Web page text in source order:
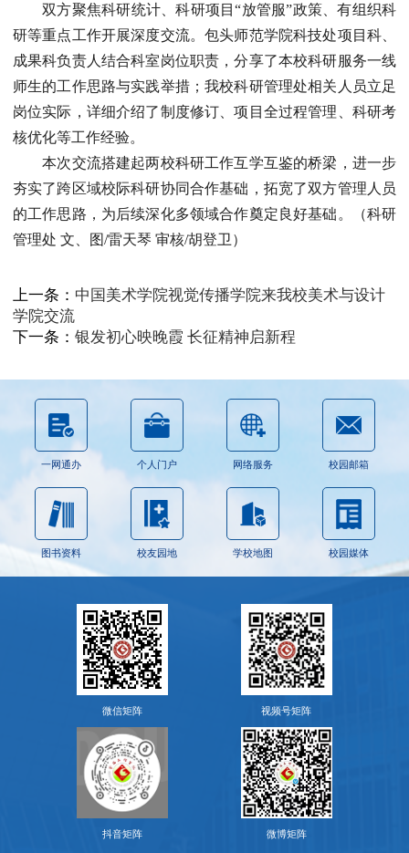
双方聚焦科研统计、科研项目“放管服”政策、有组织科
研等重点工作开展深度交流。包头师范学院科技处项目科、
成果科负责人结合科室岗位职责，分享了本校科研服务一线
师生的工作思路与实践举措；我校科研管理处相关人员立足
岗位实际，详细介绍了制度修订、项目全过程管理、科研考
核优化等工作经验。
本次交流搭建起两校科研工作互学互鉴的桥梁，进一步
夯实了跨区域校际科研协同合作基础，拓宽了双方管理人员
的工作思路，为后续深化多领域合作奠定良好基础。（科研
管理处 文、图/雷天琴 审核/胡登卫）
上一条： 中国美术学院视觉传播学院来我校美术与设计
学院交流
下一条： 银发初心映晚霞 长征精神启新程
一网通办 个人门户 网络服务 校园邮箱
图书资料 校友园地 学校地图 校园媒体
微信矩阵 视频号矩阵
抖音矩阵 微博矩阵